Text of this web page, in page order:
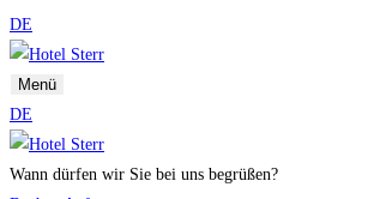
DE
Menü
DE
Wann dürfen wir Sie bei uns begrüßen?